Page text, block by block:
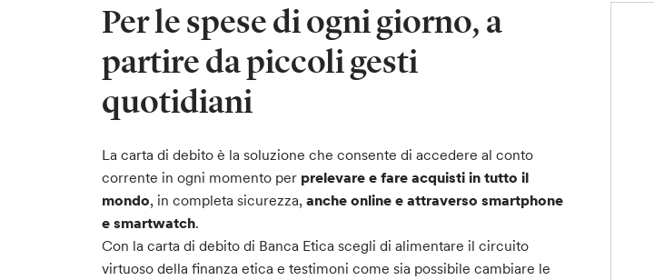
Per le spese di ogni giorno, a
partire da piccoli gesti
quotidiani
La carta di debito è la soluzione che consente di accedere al conto
corrente in ogni momento per prelevare e fare acquisti in tutto il
mondo, in completa sicurezza,anche online e attraverso smartphone
e smartwatch.
Con la carta di debito di Banca Etica scegli di alimentare il circuito
virtuoso della finanza etica e testimoni come sia possibile cambiare le